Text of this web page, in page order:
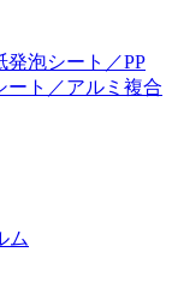
発泡シート／PP
ート／アルミ複合
ム